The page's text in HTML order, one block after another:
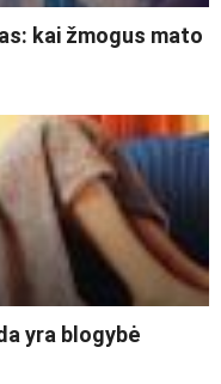
kai žmogus mato
yra blogybė